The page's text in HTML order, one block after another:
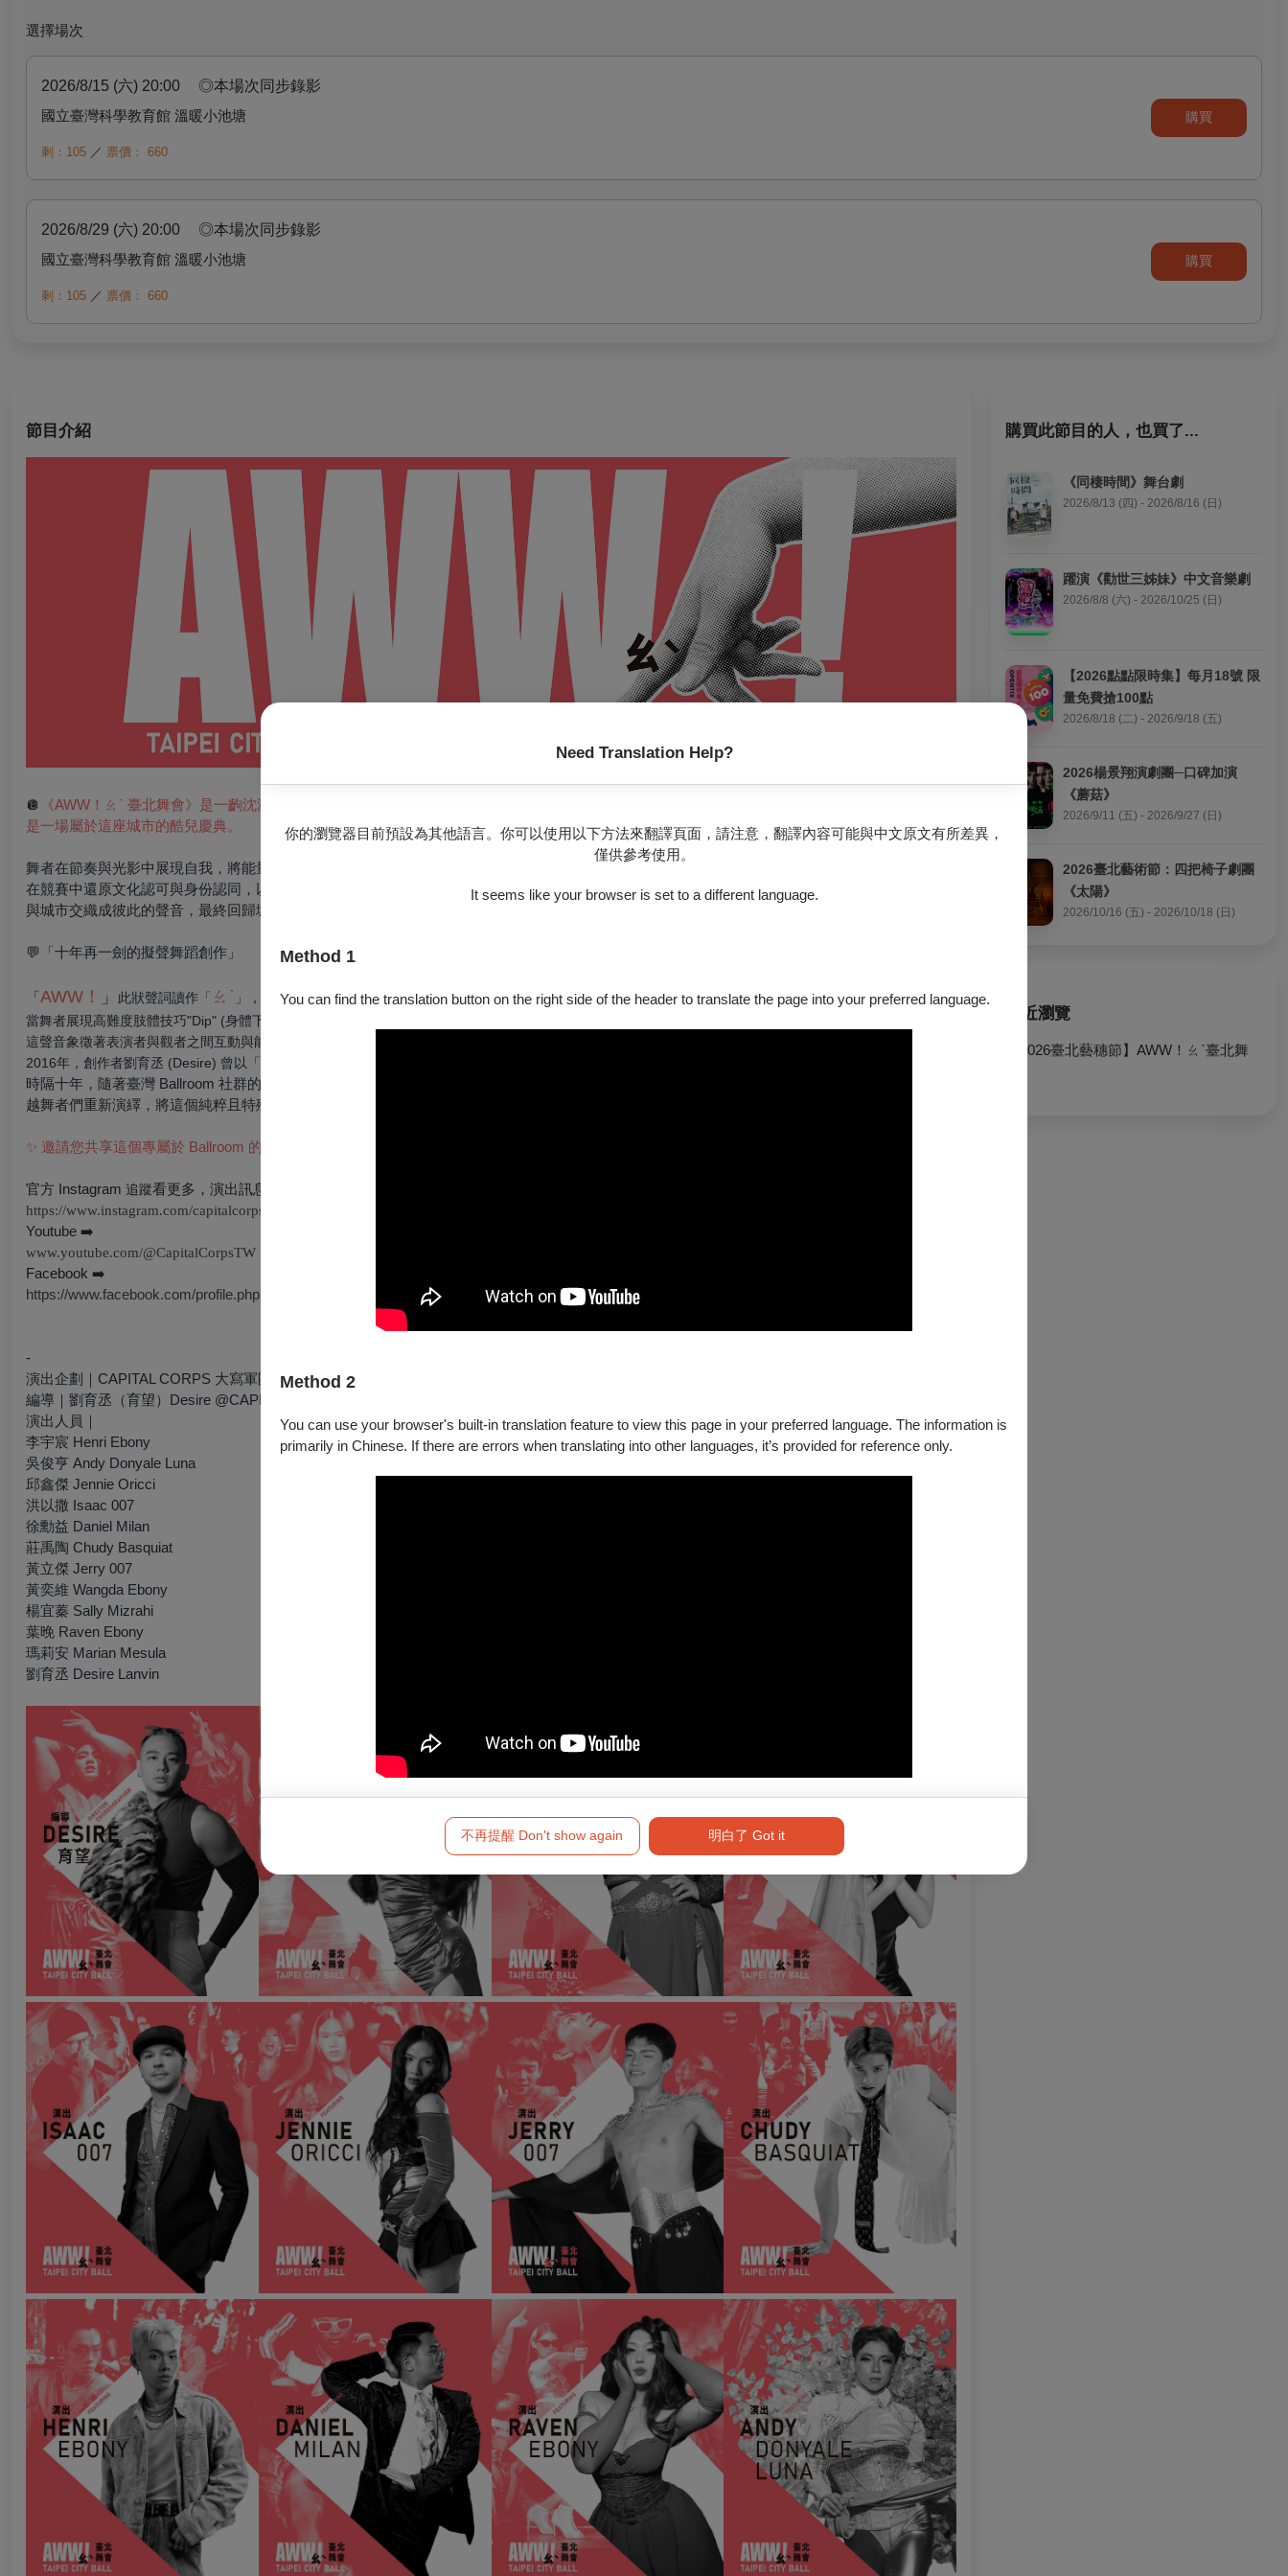
Need Translation Help?
你的瀏覽器目前預設為其他語言。你可以使用以下方法來翻譯頁面，請注意，翻譯內容可能與中文原文有所差異，
僅供參考使用。
It seems like your browser is set to a different language.
Method 1
You can find the translation button on the right side of the header to translate the page into your preferred language.
Method 2
You can use your browser's built-in translation feature to view this page in your preferred language. The information is
primarily in Chinese. If there are errors when translating into other languages, it’s provided for reference only.
不再提醒 Don't show again 明白了 Got it
選擇場次
2026/8/15 (六) 20:00
◎本場次同步錄影
國立臺灣科學教育館 溫暖小池塘
剩：105 ／ 票價： 660
購買
2026/8/29 (六) 20:00
◎本場次同步錄影
國立臺灣科學教育館 溫暖小池塘
剩：105 ／ 票價： 660
購買
節目介紹
🪩
《AWW！ㄠˋ 臺北舞會》是一齣沈浸式的文化紀實，
是一場屬於這座城市的酷兒慶典。
舞者在節奏與光影中展現自我，將能量渲染整個空間；
在競賽中還原文化認可與身份認同，以身體發出堅定宣言，
與城市交織成彼此的聲音，最終回歸城市喧囂，期待著下一夜舞會。
💬「十年再⼀劍的擬聲舞蹈創作」
「AWW！ 」 此狀聲詞讀作「 ㄠˋ 」，源自酷兒 Ballroom 文化中的⼀種集體回應。
當舞者展現高難度肢體技巧"Dip" (身體下地) 的剎那，全場觀眾會整齊劃一地指向舞者，並發出「AWW！」的驚嘆聲。
這聲音象徵著表演者與觀者之間互動與能量的最高點，是認可、更是致意。
2016年，創作者劉育丞 (Desire) 曾以「傲 (Aww!)」為概念進行舞蹈作品創作，
時隔十年，隨著臺灣 Ballroom 社群的壯大與成熟，劉育丞決定在 2026 年帶著更精緻的視覺語彙、更深厚的文化底蘊、偕臺灣 Ballroom 文化中的卓
越舞者們重新演繹，將這個純粹且特殊的瞬間昇華為一齣沈浸式舞劇。
✨ 邀請您共享這個專屬於 Ballroom 的華麗時刻，一起進入舞會吧！
官方 Instagram 追蹤看更多，演出訊息不漏接
https://www.instagram.com/capitalcorps/
Youtube ➡️
www.youtube.com/@CapitalCorpsTW
Facebook ➡️
https://www.facebook.com/profile.php?id=61591552861641
-
演出企劃｜ CAPITAL CORPS 大寫軍團工作室
編導｜ 劉育丞（育望）Desire @CAPITAL CORPS
演出人員｜
李宇宸 Henri Ebony
吳俊亨 Andy Donyale Luna
邱鑫傑 Jennie Oricci
洪以撒 Isaac 007
徐勳益 Daniel Milan
莊禹陶 Chudy Basquiat
黃立傑 Jerry 007
黃奕維 Wangda Ebony
楊宜蓁 Sally Mizrahi
葉晚 Raven Ebony
瑪莉安 Marian Mesula
劉育丞 Desire Lanvin
購買此節目的人，也買了...
《同棲時間》舞台劇
2026/8/13 (四) - 2026/8/16 (日)
躍演《勸世三姊妹》中文音樂劇
2026/8/8 (六) - 2026/10/25 (日)
【2026點點限時集】每月18號 限
量免費搶100點
2026/8/18 (二) - 2026/9/18 (五)
2026楊景翔演劇團─口碑加演
《蘑菇》
2026/9/11 (五) - 2026/9/27 (日)
2026臺北藝術節：四把椅子劇團
《太陽》
2026/10/16 (五) - 2026/10/18 (日)
最近瀏覽
【2026臺北藝穗節】AWW！ㄠˋ臺北舞